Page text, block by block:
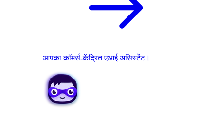
आपका कॉमर्स-केंद्रित एआई असिस्टेंट।